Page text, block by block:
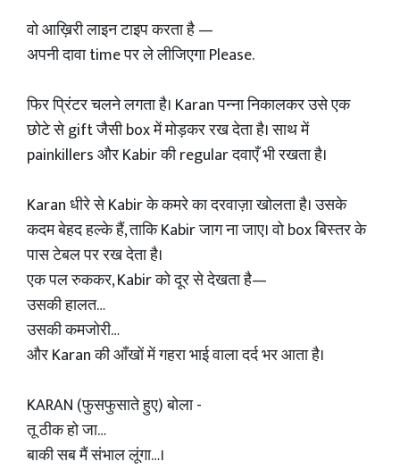
वो आख़िरी लाइन टाइप करता है —
अपनी दावा time पर ले लीजिएगा Please.
फिर प्रिंटर चलने लगता है। Karan पन्ना निकालकर उसे एक
छोटे से gift जैसी box में मोड़कर रख देता है। साथ में
painkillers और Kabir की regular दवाएँ भी रखता है।
Karan धीरे से Kabir के कमरे का दरवाज़ा खोलता है। उसके
कदम बेहद हल्के हैं, ताकि Kabir जाग ना जाए। वो box बिस्तर के
पास टेबल पर रख देता है।
एक पल रुककर, Kabir को दूर से देखता है—
उसकी हालत…
उसकी कमजोरी…
और Karan की आँखों में गहरा भाई वाला दर्द भर आता है।
KARAN (फुसफुसाते हुए) बोला -
तू ठीक हो जा…
बाकी सब मैं संभाल लूंगा…।